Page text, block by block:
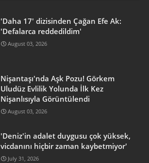
'Daha 17' dizisinden Çağan Efe Ak:
'Defalarca reddedildim'
August 03, 2026
Nişantaşı'nda Aşk Pozu! Görkem
Uludüz Evlilik Yolunda İlk Kez
Nişanlısıyla Görüntülendi
August 03, 2026
'Deniz'in adalet duygusu çok yüksek,
vicdanını hiçbir zaman kaybetmiyor'
July 31, 2026